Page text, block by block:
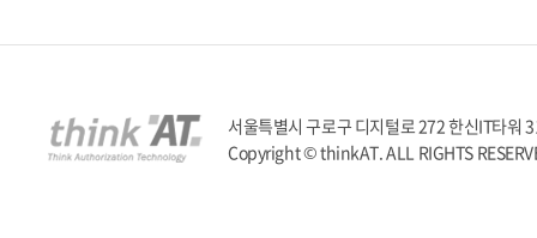
서울특별시 구로구 디지털로 272 한신IT타
Copyright © thinkAT. ALL RIGHTS